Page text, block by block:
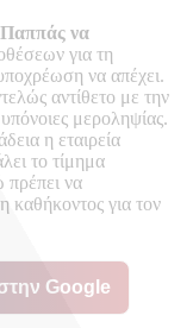
Παππάς να
για τη
να απέχει.
αντίθετο με την
μεροληψίας.
η εταιρεία
το τίμημα
πρέπει να
καθήκοντος για τον
Google